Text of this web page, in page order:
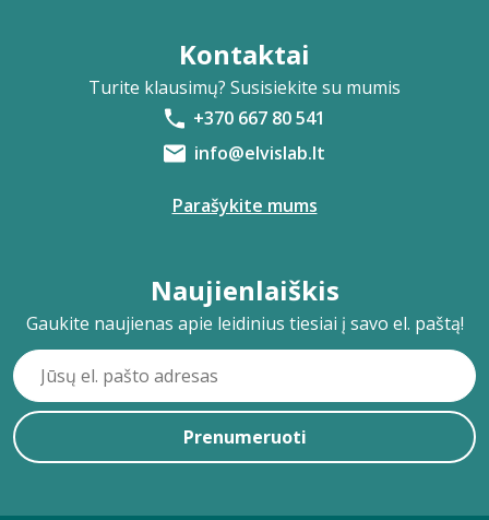
Kontaktai
Turite klausimų? Susisiekite su mumis
+370 667 80 541
info@elvislab.lt
Parašykite mums
Naujienlaiškis
Gaukite naujienas apie leidinius tiesiai į savo el. paštą!
Prenumeruoti